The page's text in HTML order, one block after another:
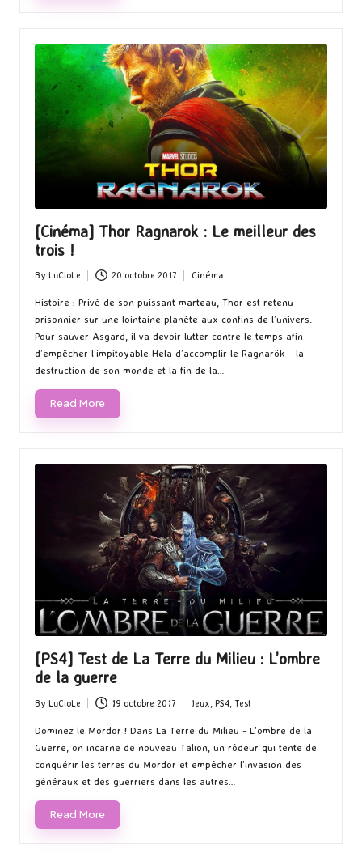
[Cinéma] Thor Ragnarok : Le meilleur des
trois !
Posted
by
By LuCioLe 20 octobre 2017
in
Cinéma
Histoire : Privé de son puissant marteau, Thor est retenu
prisonnier sur une lointaine planète aux confins de l’univers.
Pour sauver Asgard, il va devoir lutter contre le temps afin
d’empêcher l’impitoyable Hela d’accomplir le Ragnarök – la
destruction de son monde et la fin de la…
Read More
[PS4] Test de La Terre du Milieu : L’ombre
de la guerre
Posted
by
By LuCioLe 19 octobre 2017
Posted
Jeux, PS4, Test
Dominez le Mordor ! Dans La Terre du Milieu - L'ombre de la
Guerre, on incarne de nouveau Talion, un rôdeur qui tente de
conquérir les terres du Mordor et empêcher l'invasion des
généraux et des guerriers dans les autres…
Read More